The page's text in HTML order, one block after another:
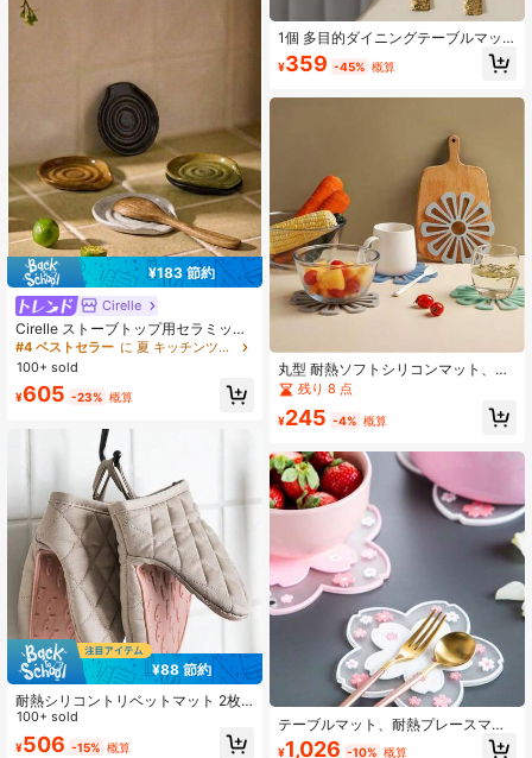
¥183 節約
Cirelle
Cirelle ストーブトップ用セラミック
スプーンレスト 1個/4個入り、モダ
ンファームハウススタイルのデコレ
ーションアクセサリー(スパチュラ、
スプーン、トングなどに)
#4 ベストセラー
に 夏 キッチンツールとガジェット
100+ sold
¥605 -23% 概算
¥88 節約
耐熱シリコントリベットマット 2枚
セット - 多目的鍋つかみ、電子レン
ジ用ホットパッド、鍋つまみホルダ
ー、厚手パッド入りキッチンカウン
100+ sold
¥506 -15% 概算
1個 多目的ダイニングテーブルマッ
ト、キッチン ストライプ 滑り止め
耐熱プレースマット、シリコン 厚手
¥359 -45% 概算
丸型 耐熱ソフトシリコンマット、滑
り止め断熱パッド、ホームデスクト
ップティーカップ コーヒーカップ ボ
ウル プレート プレースマット、クリ
チン必需品、ホームデコレーショ
ン、鍋マット、コースター
残り 8 点
¥245 -4% 概算
テーブルマット、耐熱プレースマッ
ト、PVC耐熱マット、シリコンコー
¥1,026 -10% 概算